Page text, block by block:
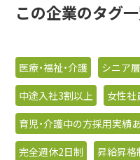
この企業のタグ
医療・福祉・介護
シニア
中途入社3割以上
女性社
育児・介護中の方採用実績
完全週休2日制
昇給昇格